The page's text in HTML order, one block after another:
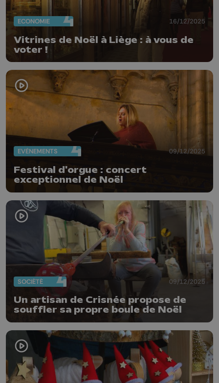
ECONOMIE 16/12/2025
Vitrines de Noël à Liège : à vous de
voter !
EVÈNEMENTS 09/12/2025
Festival d'orgue : concert
exceptionnel de Noël
SOCIÉTÉ 09/12/2025
Un artisan de Crisnée propose de
souffler sa propre boule de Noël